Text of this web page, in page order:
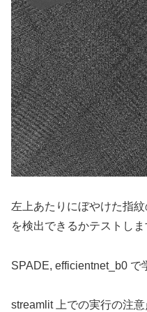
左上あたりにぼやけた指
を検出できるかテストしま
SPADE, efficientnet_b0 で
streamlit 上での実行の注